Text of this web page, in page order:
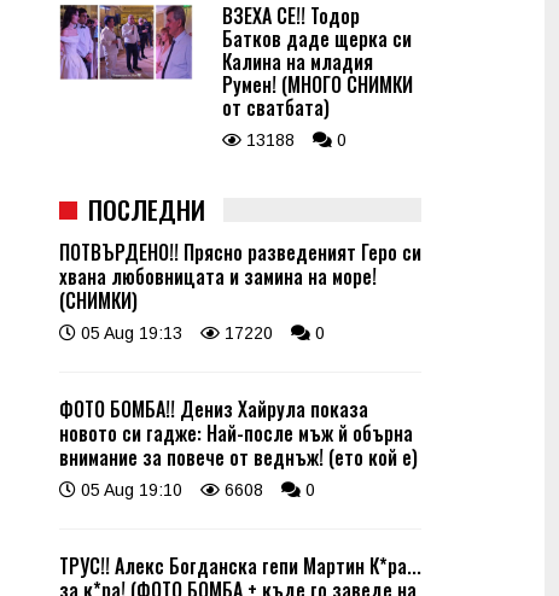
ВЗЕХА СЕ!! Тодор
Батков даде щерка си
Калина на младия
Румен! (МНОГО СНИМКИ
от сватбата)
13188 0
ПОСЛЕДНИ
ПОТВЪРДЕНО!! Прясно разведеният Геро си
хвана любовницата и замина на море!
(СНИМКИ)
05 Aug 19:13 17220 0
ФОТО БОМБА!! Дениз Хайрула показа
новото си гадже: Най-после мъж й обърна
внимание за повече от веднъж! (ето кой е)
05 Aug 19:10 6608 0
ТРУС!! Алекс Богданска гепи Мартин К*ра...
за к*ра! (ФОТО БОМБА + къде го заведе на